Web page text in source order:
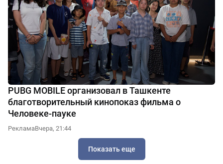
PUBG MOBILE организовал в Ташкенте
благотворительный кинопоказ фильма о
Человеке-пауке
РекламаВчера, 21:44
Показать еще